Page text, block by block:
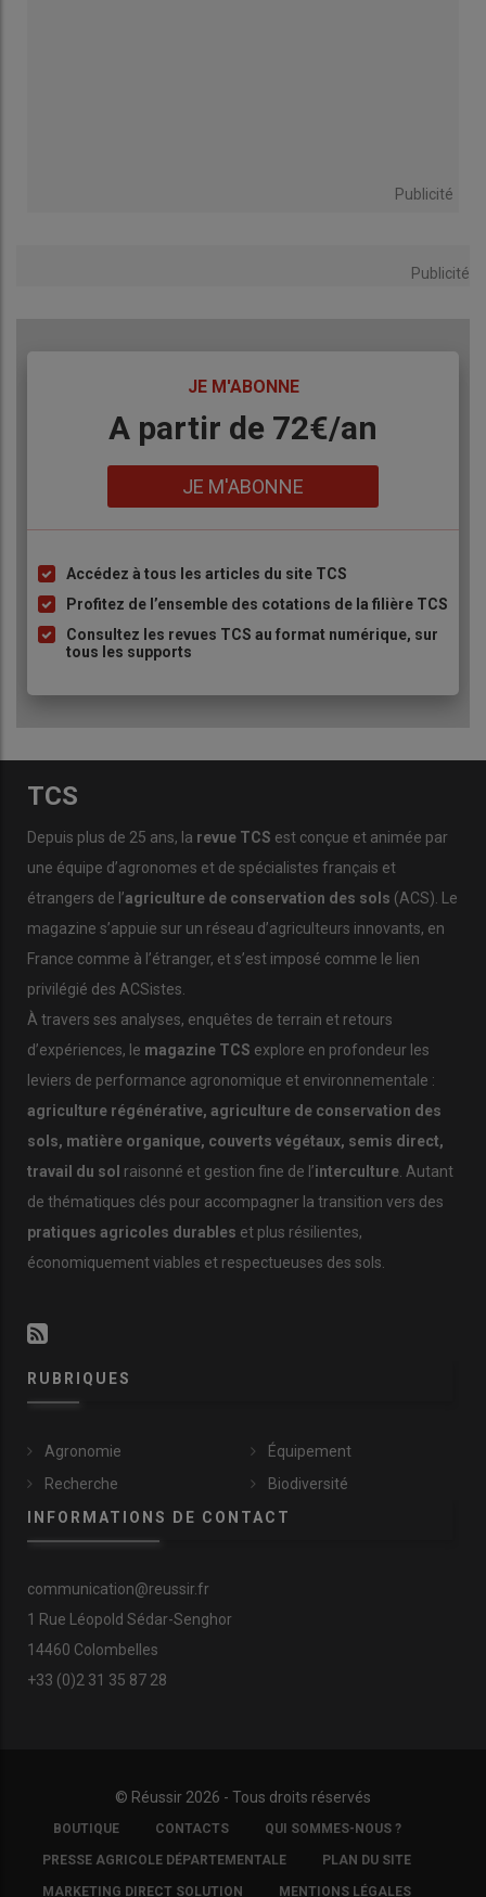
Publicité
Publicité
JE M'ABONNE
BodyA partir de 72€/an
JE M'ABONNE
Liste
à
puce
Accédez à tous les articles du site TCS
Profitez de l’ensemble des cotations de la filière TCS
Consultez les revues TCS au format numérique, sur
tous les supports
TCS
Depuis plus de 25 ans, la revue TCS est conçue et animée par
une équipe d’agronomes et de spécialistes français et
étrangers de l’agriculture de conservation des sols (ACS). Le
magazine s’appuie sur un réseau d’agriculteurs innovants, en
France comme à l’étranger, et s’est imposé comme le lien
privilégié des ACSistes.
À travers ses analyses, enquêtes de terrain et retours
d’expériences, le magazine TCS explore en profondeur les
leviers de performance agronomique et environnementale :
agriculture régénérative, agriculture de conservation des
sols, matière organique, couverts végétaux, semis direct,
travail du sol raisonné et gestion fine de l’interculture . Autant
de thématiques clés pour accompagner la transition vers des
pratiques agricoles durables et plus résilientes,
économiquement viables et respectueuses des sols.
RUBRIQUES
Agronomie
Recherche
Équipement
Biodiversité
INFORMATIONS DE CONTACT
communication@reussir.fr
1 Rue Léopold Sédar-Senghor
14460 Colombelles
+33 (0)2 31 35 87 28
© Réussir 2026 - Tous droits réservés
FOOTER
COPYRIGHT
BOUTIQUE CONTACTS QUI SOMMES-NOUS ?
PRESSE AGRICOLE DÉPARTEMENTALE PLAN DU SITE
MARKETING DIRECT SOLUTION MENTIONS LÉGALES